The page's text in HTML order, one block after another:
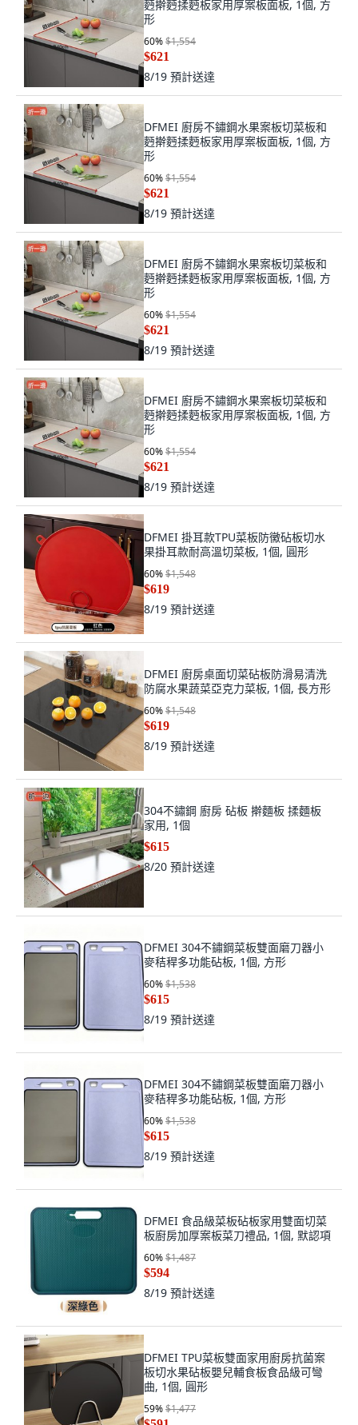
麪擀麪揉麪板家用厚案板面板, 1個, 方
形
60%$1,554
$621
8/19 預計送達
DFMEI 廚房不鏽鋼水果案板切菜板和
麪擀麪揉麪板家用厚案板面板, 1個, 方
形
60%$1,554
$621
8/19 預計送達
DFMEI 廚房不鏽鋼水果案板切菜板和
麪擀麪揉麪板家用厚案板面板, 1個, 方
形
60%$1,554
$621
8/19 預計送達
DFMEI 廚房不鏽鋼水果案板切菜板和
麪擀麪揉麪板家用厚案板面板, 1個, 方
形
60%$1,554
$621
8/19 預計送達
DFMEI 掛耳款TPU菜板防黴砧板切水
果掛耳款耐高溫切菜板, 1個, 圓形
60%$1,548
$619
8/19 預計送達
DFMEI 廚房桌面切菜砧板防滑易清洗
防腐水果蔬菜亞克力菜板, 1個, 長方形
60%$1,548
$619
8/19 預計送達
304不鏽鋼 廚房 砧板 擀麵板 揉麵板
家用, 1個
$615
8/20 預計送達
DFMEI 304不鏽鋼菜板雙面磨刀器小
麥秸稈多功能砧板, 1個, 方形
60%$1,538
$615
8/19 預計送達
DFMEI 304不鏽鋼菜板雙面磨刀器小
麥秸稈多功能砧板, 1個, 方形
60%$1,538
$615
8/19 預計送達
DFMEI 食品級菜板砧板家用雙面切菜
板廚房加厚案板菜刀禮品, 1個, 默認項
60%$1,487
$594
8/19 預計送達
DFMEI TPU菜板雙面家用廚房抗菌案
板切水果砧板嬰兒輔食板食品級可彎
曲, 1個, 圓形
59%$1,477